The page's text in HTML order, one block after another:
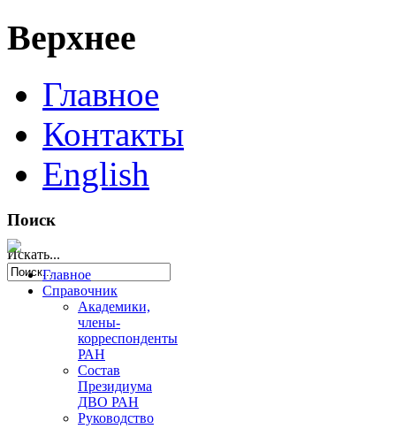
Верхнее
Главное
Контакты
English
Поиск
Искать...
Главное
Справочник
Академики,
члены-
корреспонденты
РАН
Состав
Президиума
ДВО РАН
Руководство